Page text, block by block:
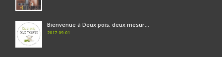
Bienvenue à Deux pois, deux mesur...
2017-09-01